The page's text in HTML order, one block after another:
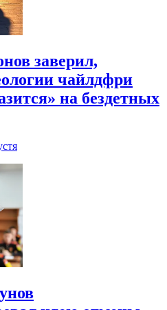
заверил,
чайлдфри
на бездетных